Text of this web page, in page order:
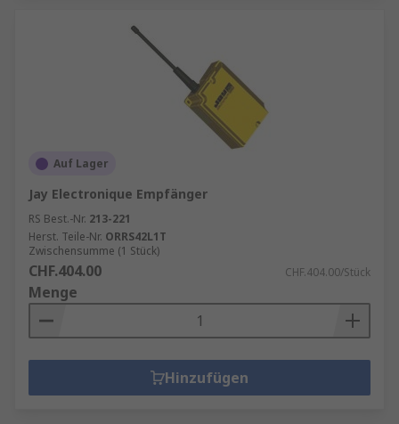
Auf Lager
Jay Electronique Empfänger
RS Best.-Nr. 213-221
Herst. Teile-Nr. ORRS42L1T
Zwischensumme (1 Stück)
CHF.404.00 CHF.404.00/Stück
Menge
Hinzufügen